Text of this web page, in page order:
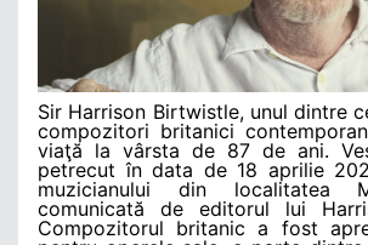
Sir Harrison Birtwistle, unul dintre
compozitori britanici
viaţă la vârsta de 87 de ani.
petrecut în data de 18 aprilie
muzicianului din
comunicată de editorul lui
Compozitorul britanic a fost